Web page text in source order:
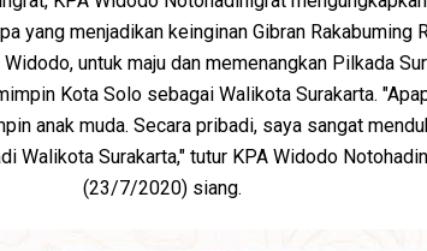
yang menjadikan keinginan Gibran Rakabuming
untuk maju dan memenangkan Pilkada
Kota Solo sebagai Walikota Surakarta.
anak muda. Secara pribadi, saya sangat
Walikota Surakarta," tutur KPA Widodo
(23/7/2020) siang.